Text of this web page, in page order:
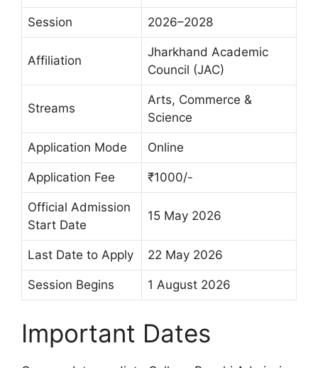
Session 2026–2028
Affiliation
Jharkhand Academic
Council (JAC)
Streams
Arts, Commerce &
Science
Application Mode Online
Application Fee ₹1000/-
Official Admission
Start Date
15 May 2026
Last Date to Apply 22 May 2026
Session Begins 1 August 2026
Important Dates